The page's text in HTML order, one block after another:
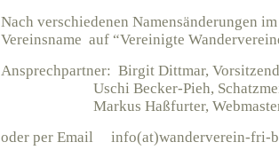
Nach verschiedenen Namensänderungen
Vereinsname auf “Vereinigte
Ansprechpartner: Birgit Dittmar,
Uschi Becker-Pieh,
Markus Haßfurter,
oder per Email info(at)wanderverein-fri-